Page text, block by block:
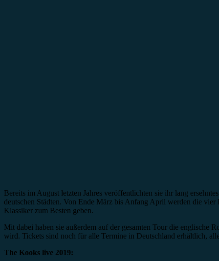
Bereits im August letzten Jahres veröffentlichten sie ihr lang
deutschen Städten. Von Ende März bis Anfang April werden die
Klassiker zum Besten geben.
Mit dabei haben sie außerdem auf der gesamten Tour die englische
wird. Tickets sind noch für alle Termine in Deutschland erhältlich,
The Kooks live 2019: